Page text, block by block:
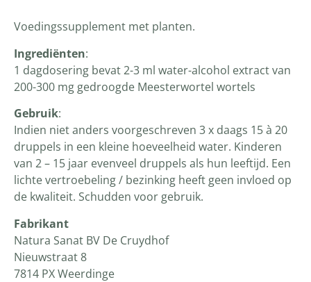
Voedingssupplement met planten.
Ingrediënten:
1 dagdosering bevat 2-3 ml water-alcohol extract van
200-300 mg gedroogde Meesterwortel wortels
Gebruik:
Indien niet anders voorgeschreven 3 x daags 15 à 20
druppels in een kleine hoeveelheid water. Kinderen
van 2 – 15 jaar evenveel druppels als hun leeftijd. Een
lichte vertroebeling / bezinking heeft geen invloed op
de kwaliteit. Schudden voor gebruik.
Fabrikant
Natura Sanat BV De Cruydhof
Nieuwstraat 8
7814 PX Weerdinge